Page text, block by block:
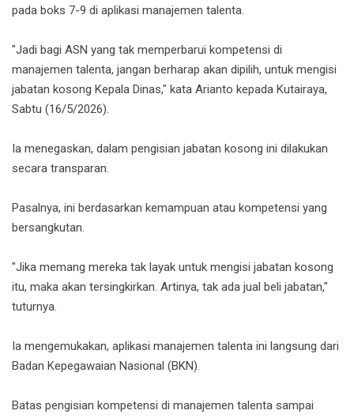
pada boks 7-9 di aplikasi manajemen talenta.
"Jadi bagi ASN yang tak memperbarui kompetensi di
manajemen talenta, jangan berharap akan dipilih, untuk mengisi
jabatan kosong Kepala Dinas," kata Arianto kepada Kutairaya,
Sabtu (16/5/2026).
Ia menegaskan, dalam pengisian jabatan kosong ini dilakukan
secara transparan.
Pasalnya, ini berdasarkan kemampuan atau kompetensi yang
bersangkutan.
"Jika memang mereka tak layak untuk mengisi jabatan kosong
itu, maka akan tersingkirkan. Artinya, tak ada jual beli jabatan,"
tuturnya.
Ia mengemukakan, aplikasi manajemen talenta ini langsung dari
Badan Kepegawaian Nasional (BKN).
Batas pengisian kompetensi di manajemen talenta sampai